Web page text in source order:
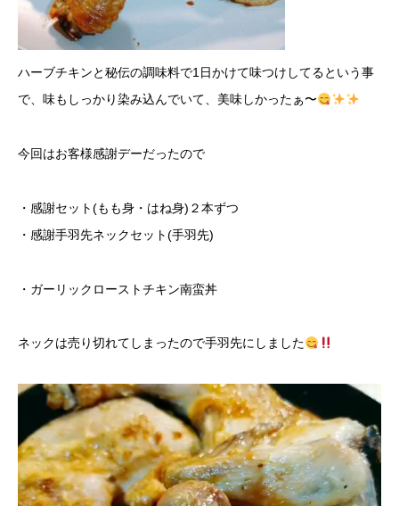
ハーブチキンと秘伝の調味料で1日かけて味つけしてるという事
で、味もしっかり染み込んでいて、美味しかったぁ〜
今回はお客様感謝デーだったので
・感謝セット(もも身・はね身)２本ずつ
・感謝手羽先ネックセット(手羽先)
・ガーリックローストチキン南蛮丼
ネックは売り切れてしまったので手羽先にしました
動
プ
レ